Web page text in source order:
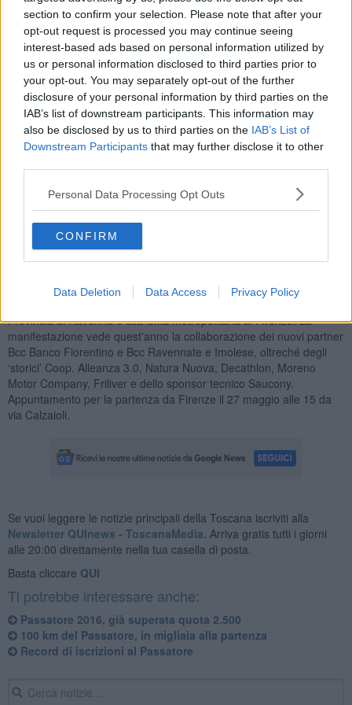
section to confirm your selection. Please note that after your
opt-out request is processed you may continue seeing
interest-based ads based on personal information utilized by
us or personal information disclosed to third parties prior to
your opt-out. You may separately opt-out of the further
disclosure of your personal information by third parties on the
IAB’s list of downstream participants. This information may
also be disclosed by us to third parties on the IAB’s List of
Downstream Participants that may further disclose it to other
Personal Data Processing Opt Outs
CONFIRM
Data Deletion Data Access Privacy Policy
registrarsi fino al 15 maggio), sono 2.700 gli atleti iscritti (erano
2.834 all’edizione 2016). Tra loro, oltre 400 donne, circa 1112
esordienti, 365 toscani (dei quali oltre 150 fiorentini), 491 emiliano
romagnoli e oltre 90 atleti provenienti da 30 paesi (Albania,
Argentina, Australia, Austria, Belgio, Brasile, Croazia, Francia,
Germania, Giappone, Gran Bretagna, India, Irlanda, Israele,
Kazakistan, Olanda, Perù, Polonia, Repubblica Ceca, Repubblica di
San Marino, Romania, Russia, Slovenia, Spagna, Svezia, Svizzera,
Turchia, Ucraina, Ungheria e Usa); iscritti anche 22 praticanti del
nordic walking, disciplina che assegnerà il sesto titolo italiano Csen
di specialità.
L’ultramaratona, anche quest'anno denominata ‘Le vie del
Csen e Cai, Consorzio Vini di Romagna, ai Comuni di Faenza,
Provincia di Ravenna e alla Città metropolitana di Firenze. La
manifestazione vede quest'anno la collaborazione dei nuovi partner
Bcc Banco Fiorentino e Bcc Ravennate e Imolese, oltreché degli
‘storici’ Coop. Alleanza 3.0, Natura Nuova, Decathlon, Moreno
Motor Company, Friliver e dello sponsor tecnico Saucony.
Appuntamento per la partenza da Firenze il 27 maggio alle 15 da
via Calzaioli.
Se vuoi leggere le notizie principali della Toscana iscriviti alla
Newsletter QUInews - ToscanaMedia. Arriva gratis tutti i giorni
alle 20:00 direttamente nella tua casella di posta.
Basta cliccare QUI
Ti potrebbe interessare anche:
Passatore 2016, già superata quota 2.500
100 km del Passatore, in migliaia alla partenza
Record di iscrizioni al Passatore